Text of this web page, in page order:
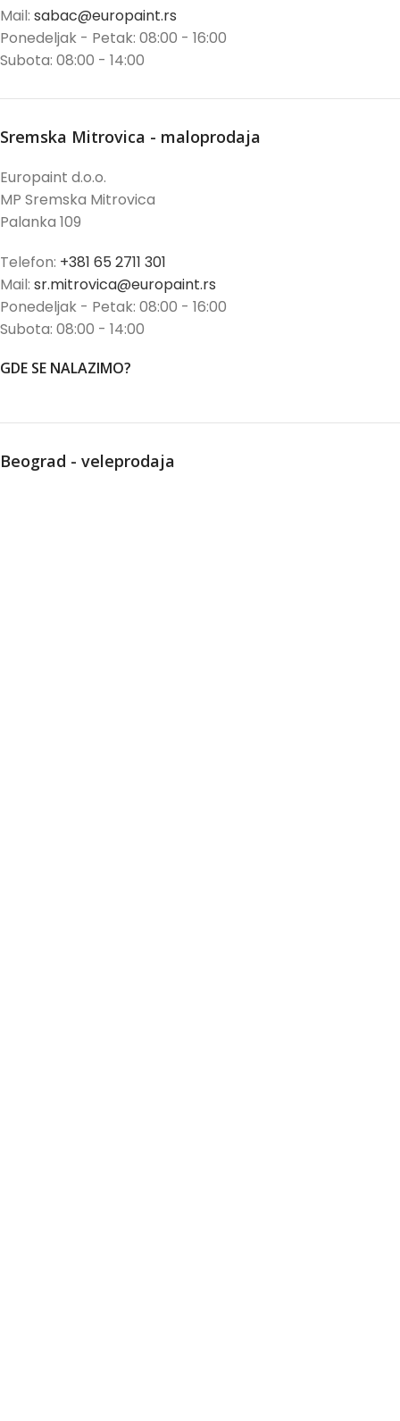
Mail: sabac@europaint.rs
Ponedeljak - Petak: 08:00 - 16:00
Subota: 08:00 - 14:00
Sremska Mitrovica - maloprodaja
Europaint d.o.o.
MP Sremska Mitrovica
Palanka 109
Telefon: +381 65 2711 301
Mail: sr.mitrovica@europaint.rs
Ponedeljak - Petak: 08:00 - 16:00
Subota: 08:00 - 14:00
GDE SE NALAZIMO?
Beograd - veleprodaja